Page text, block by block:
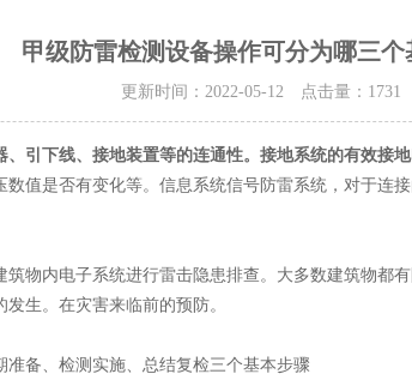
甲级防雷检测设备操作可分为哪三个
更新时间：2022-05-12 点击量： 1731
、引下线、接地装置等的连通性。接地系统的有效接地
值是否有变化等。信息系统信号防雷系统，对于连
内电子系统进行雷击隐患排查。大多数建筑物都
生。在灾害来临前的预防。
备、检测实施、总结复检三个基本步骤